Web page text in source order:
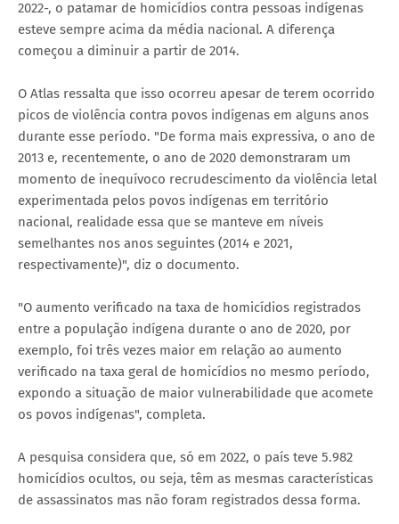
2022-, o patamar de homicídios contra pessoas indígenas
esteve sempre acima da média nacional. A diferença
começou a diminuir a partir de 2014.
O Atlas ressalta que isso ocorreu apesar de terem ocorrido
picos de violência contra povos indígenas em alguns anos
durante esse período. "De forma mais expressiva, o ano de
2013 e, recentemente, o ano de 2020 demonstraram um
momento de inequívoco recrudescimento da violência letal
experimentada pelos povos indígenas em território
nacional, realidade essa que se manteve em níveis
semelhantes nos anos seguintes (2014 e 2021,
respectivamente)", diz o documento.
"O aumento verificado na taxa de homicídios registrados
entre a população indígena durante o ano de 2020, por
exemplo, foi três vezes maior em relação ao aumento
verificado na taxa geral de homicídios no mesmo período,
expondo a situação de maior vulnerabilidade que acomete
os povos indígenas", completa.
A pesquisa considera que, só em 2022, o país teve 5.982
homicídios ocultos, ou seja, têm as mesmas características
de assassinatos mas não foram registrados dessa forma.